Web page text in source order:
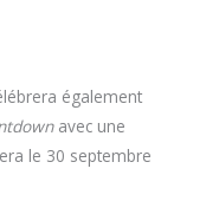
également
avec une
le 30 septembre